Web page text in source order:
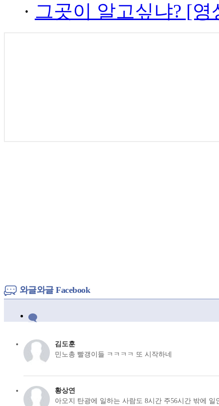
· 그곳이 알고싶냐? [
와글와글 Facebook
김도훈
민노총 빨갱이들 ㅋㅋㅋㅋ 또 시작하네
황상연
아오지 탄광에 일하는 사람도 8시간 주56시간 밖에 일